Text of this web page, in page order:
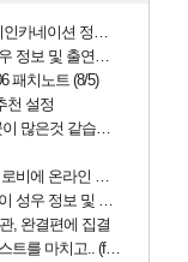
션 정보/공략글 모음
보 및 출연작 모음
패치노트 (8/5)
천 설정
많은것 같습니다
라인 기능이 있는데
정보 및 주요 필모
, 완결편에 집결
마치고.. (feat. 리아)